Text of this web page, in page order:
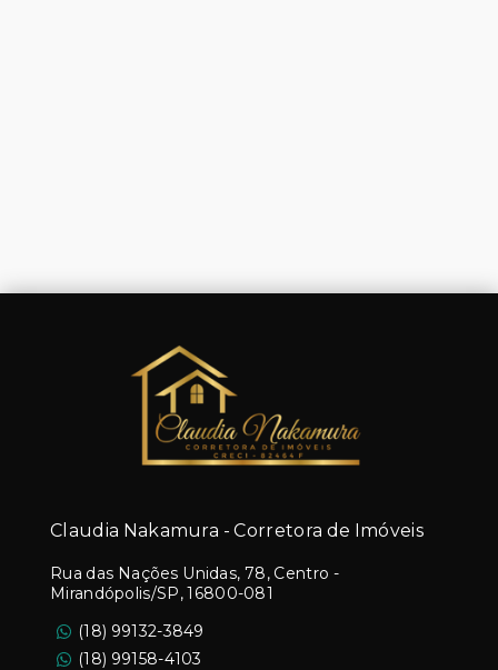
Claudia Nakamura - Corretora de Imóveis
Rua das Nações Unidas, 78, Centro -
Mirandópolis/SP, 16800-081
(18) 99132-3849
(18) 99158-4103